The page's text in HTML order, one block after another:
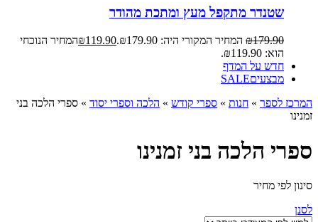
שטנדר מתקפל מעץ ומתכת מהודר
₪179.90 המחיר המקורי היה: ₪179.90. ₪119.90
המחיר הנוכחי
הוא: ₪119.90.
חדש על המדף
מבצעיםSALE
המרכז לספר » חנות » ספרי קודש » הלכה וספרי יסוד » ספרי הלכה בני
זמנינו
ספרי הלכה בני זמנינו
סינון לפי מחיר
לסנן